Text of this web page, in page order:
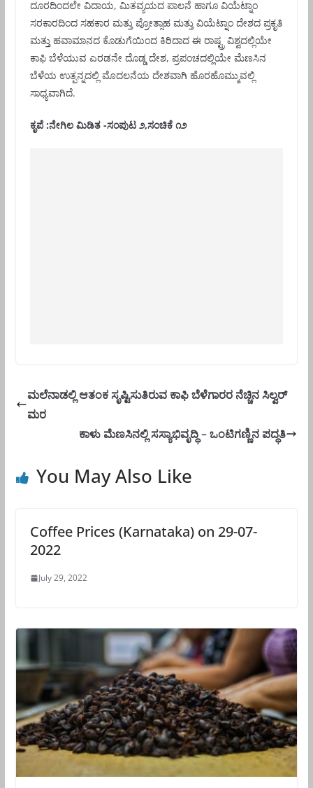
ದೂರದಿಂದಲೇ ವಿದಾಯ, ಮಿತವ್ಯಯದ ಪಾಲನೆ ಹಾಗೂ ವಿಯೆಟ್ನಾಂ
ಸರಕಾರದಿಂದ ಸಹಕಾರ ಮತ್ತು ಪ್ರೋತ್ಸಾಹ ಮತ್ತು ವಿಯೆಟ್ನಾಂ ದೇಶದ ಪ್ರಕೃತಿ
ಮತ್ತು ಹವಾಮಾನದ ಕೊಡುಗೆಯಿಂದ ಕಿರಿದಾದ ಈ ರಾಷ್ಟ್ರ ವಿಶ್ವದಲ್ಲಿಯೇ
ಕಾಫಿ ಬೆಳೆಯುವ ಎರಡನೇ ದೊಡ್ಡ ದೇಶ, ಪ್ರಪಂಚದಲ್ಲಿಯೇ ಮೆಣಸಿನ
ಬೆಳೆಯ ಉತ್ಪನ್ನದಲ್ಲಿ ಮೊದಲನೆಯ ದೇಶವಾಗಿ ಹೊರಹೊಮ್ಮುವಲ್ಲಿ
ಸಾಧ್ಯವಾಗಿದೆ.
ಕೃಪೆ :ನೇಗಿಲ ಮಿಡಿತ -ಸಂಪುಟ ೨,ಸಂಚಿಕೆ ೧೨
ಮಲೆನಾಡಲ್ಲಿ ಆತಂಕ ಸೃಷ್ಟಿಸುತಿರುವ ಕಾಫಿ ಬೆಳೆಗಾರರ ನೆಚ್ಚಿನ ಸಿಲ್ವರ್
ಮರ
ಕಾಳು ಮೆಣಸಿನಲ್ಲಿ ಸಸ್ಯಾಭಿವೃದ್ಧಿ – ಒಂಟಿಗಣ್ಣಿನ ಪದ್ಧತಿ
You May Also Like
Coffee Prices (Karnataka) on 29-07-
2022
July 29, 2022